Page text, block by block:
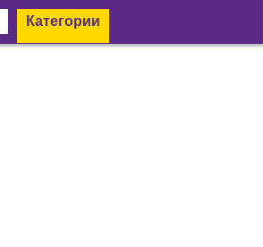
Категории